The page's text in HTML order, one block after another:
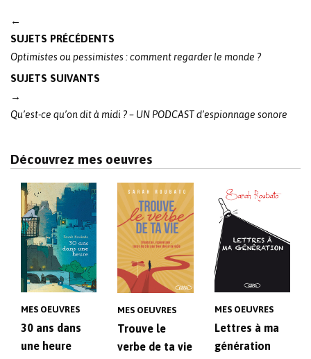
Post
navigation
←
SUJETS PRÉCÉDENTS
Optimistes ou pessimistes : comment regarder le monde ?
SUJETS SUIVANTS
→
Qu’est-ce qu’on dit à midi ? – UN PODCAST d’espionnage sonore
Découvrez mes oeuvres
MES OEUVRES
30 ans dans
une heure
MES OEUVRES
Trouve le
verbe de ta vie
MES OEUVRES
Lettres à ma
génération